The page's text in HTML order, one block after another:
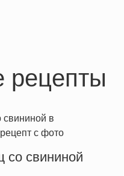
рецепты
свининой